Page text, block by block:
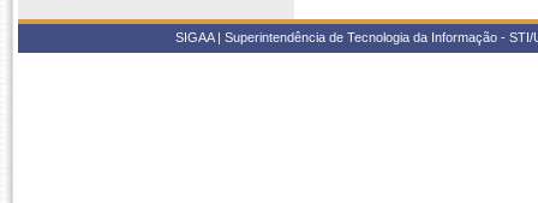
SIGAA | Superintendência de Tecnologia da Informação -